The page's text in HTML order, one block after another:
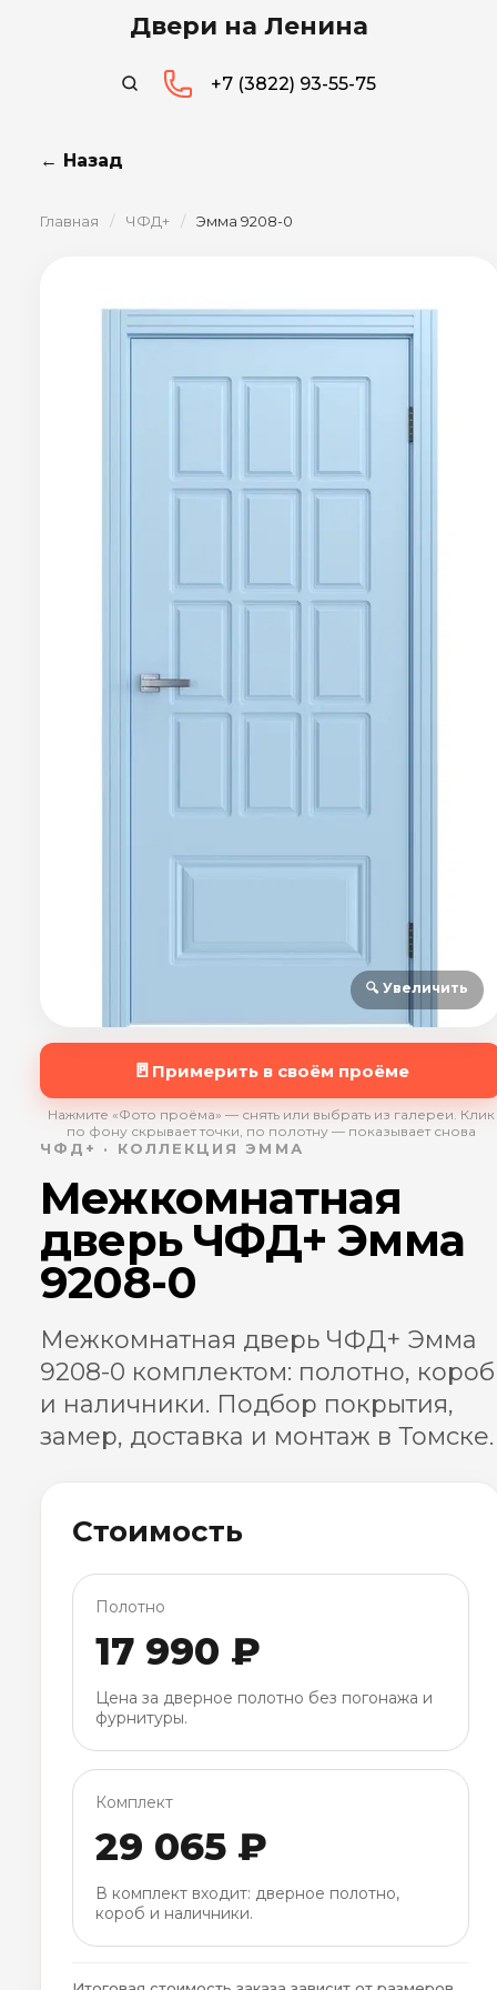
Двери на Ленина
+7 (3822) 93-55-75
← Назад
Главная / ЧФД+ / Эмма 9208-0
🔍 Увеличить
🚪 Примерить в своём проёме
Нажмите «Фото проёма» — снять или выбрать из галереи. Клик
по фону скрывает точки, по полотну — показывает снова
ЧФД+ · КОЛЛЕКЦИЯ ЭММА
Межкомнатная
дверь ЧФД+ Эмма
9208-0
Межкомнатная дверь ЧФД+ Эмма
9208-0 комплектом: полотно, короб
и наличники. Подбор покрытия,
замер, доставка и монтаж в Томске.
Стоимость
Полотно
17 990 ₽
Цена за дверное полотно без погонажа и
фурнитуры.
Комплект
29 065 ₽
В комплект входит: дверное полотно,
короб и наличники.